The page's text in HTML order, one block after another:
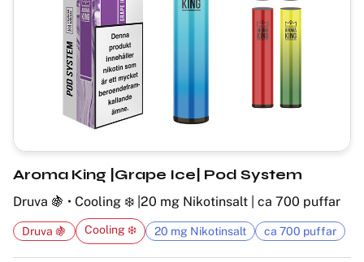
Aroma King |Grape Ice| Pod System
Druva 🍇 • Cooling ❄️ |20 mg Nikotinsalt | ca 700 puffar
Druva 🍇 Cooling ❄️ 20 mg Nikotinsalt ca 700 puffar